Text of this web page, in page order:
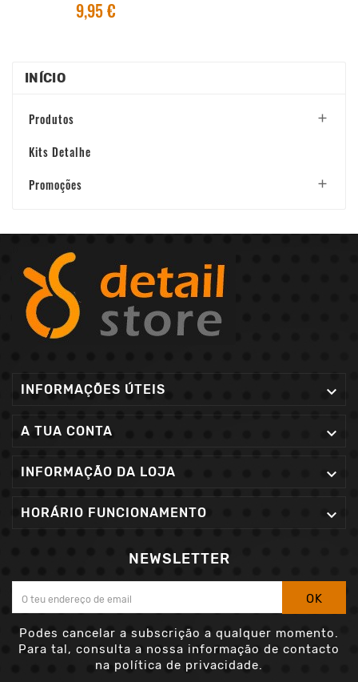
9,95 €
INÍCIO
Produtos 
Kits Detalhe
Promoções

INFORMAÇÕES ÚTEIS 
A TUA CONTA 
INFORMAÇÃO DA LOJA 
HORÁRIO FUNCIONAMENTO 
NEWSLETTER
OK
Podes cancelar a subscrição a qualquer momento.
Para tal, consulta a nossa informação de contacto
na política de privacidade.